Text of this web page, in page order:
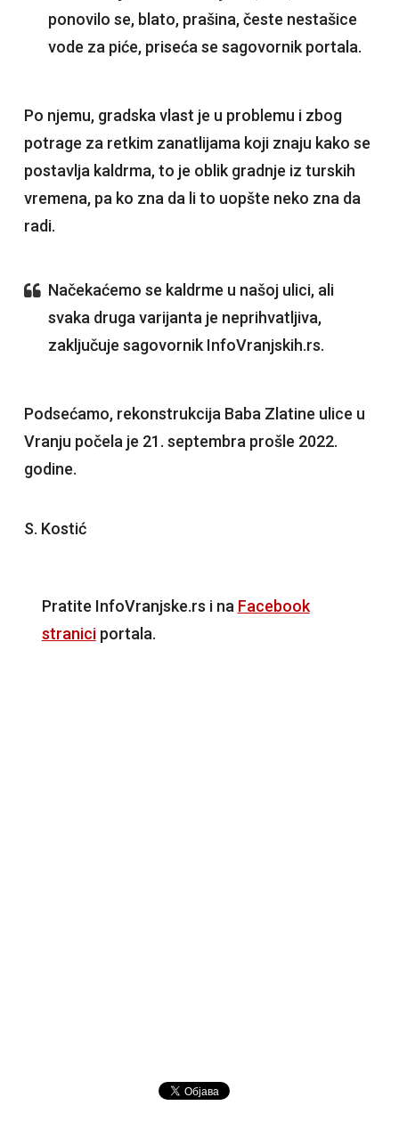
ponovilo se, blato, prašina, česte nestašice
vode za piće, priseća se sagovornik portala.
Po njemu, gradska vlast je u problemu i zbog
potrage za retkim zanatlijama koji znaju kako se
postavlja kaldrma, to je oblik gradnje iz turskih
vremena, pa ko zna da li to uopšte neko zna da
radi.
Načekaćemo se kaldrme u našoj ulici, ali
svaka druga varijanta je neprihvatljiva,
zaključuje sagovornik InfoVranjskih.rs.
Podsećamo, rekonstrukcija Baba Zlatine ulice u
Vranju počela je 21. septembra prošle 2022.
godine.
S. Kostić
Pratite InfoVranjske.rs i na Facebook
straniciportala.